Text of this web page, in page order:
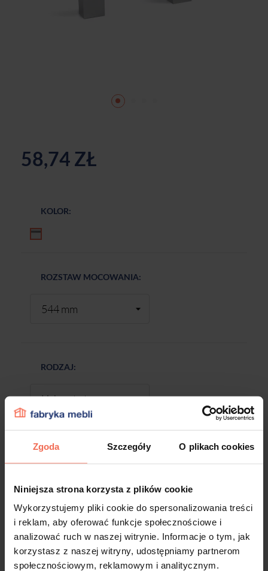
Zgoda Szczegóły O plikach cookies
Niniejsza strona korzysta z plików cookie
Wykorzystujemy pliki cookie do spersonalizowania treści
i reklam, aby oferować funkcje społecznościowe i
analizować ruch w naszej witrynie. Informacje o tym, jak
korzystasz z naszej witryny, udostępniamy partnerom
społecznościowym, reklamowym i analitycznym.
58,74 ZŁ
KOLOR:
Chrom połysk
ROZSTAW MOCOWANIA:
RODZAJ:
DODAJ DO KOSZYKA
Próbki są produktem na zamówienie.
Produkty te nie podlegają zwrotom.